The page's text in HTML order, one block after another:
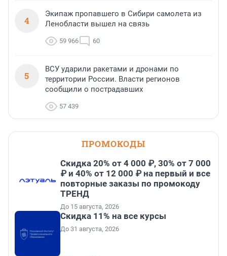
4
Экипаж пропавшего в Сибири самолета из
Ленобласти вышел на связь
59 966 60
5
ВСУ ударили ракетами и дронами по
территории России. Власти регионов
сообщили о пострадавших
57 439
ПРОМОКОДЫ
Скидка 20% от 4 000 ₽, 30% от 7 000
₽ и 40% от 12 000 ₽ на первый и все
повторные заказы по промокоду
ТРЕНД
До 15 августа, 2026
Скидка 11% на все курсы
До 31 августа, 2026